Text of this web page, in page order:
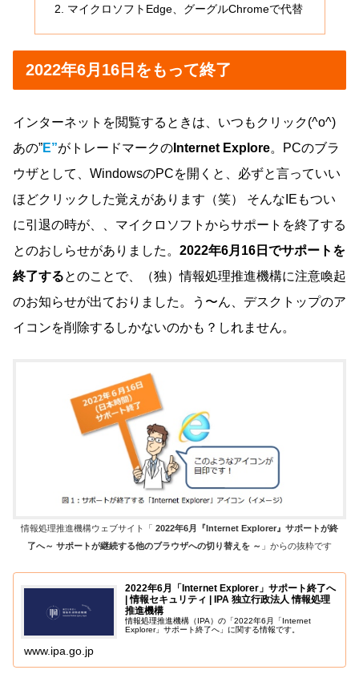
マイクロソフトEdge、グーグルChromeで代替
2022年6月16日をもって終了
インターネットを閲覧するときは、いつもクリック(^o^)
あの”E”がトレードマークの Internet Explore。PCのブラ
ウザとして、WindowsのPCを開くと、必ずと言っていい
ほどクリックした覚えがあります（笑） そんなIEもつい
に引退の時が、、マイクロソフトからサポートを終了する
とのおしらせがありました。 2022年6月16日でサポートを
終了するとのことで、（独）情報処理推進機構に注意喚起
のお知らせが出ておりました。う〜ん、デスクトップのア
イコンを削除するしかないのかも？しれません。
情報処理推進機構ウェブサイト「 2022年6月『Internet Explorer』サポートが終
了へ～ サポートが継続する他のブラウザへの切り替えを ～ 」からの抜粋です
2022年6月「Internet Explorer」サポート終了へ
| 情報セキュリティ | IPA 独立行政法人 情報処理
推進機構
情報処理推進機構（IPA）の「2022年6月「Internet
Explorer」サポート終了へ」に関する情報です。
www.ipa.go.jp